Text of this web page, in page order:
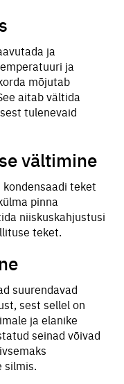
ja
ja
mõjutab
aitab vältida
tulenevaid
vältimine
teket
pinna
niiskuskahjustusi
teket.
suurendavad
sest sellel on
ja elanike
seinad võivad
silmis.